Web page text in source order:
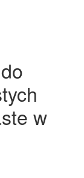
w